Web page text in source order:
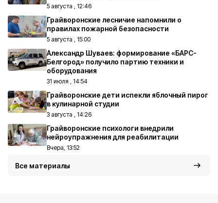
5 августа , 12:46
Грайворонские лесничие напомнили о
правилах пожарной безопасности
5 августа , 15:00
Александр Шуваев: формирование «БАРС-
Белгород» получило партию техники и
оборудования
31 июля , 14:54
Грайворонские дети испекли яблочный пирог
в кулинарной студии
3 августа , 14:26
Грайворонские психологи внедрили
нейроупражнения для реабилитации
Вчера, 13:52
Все материалы